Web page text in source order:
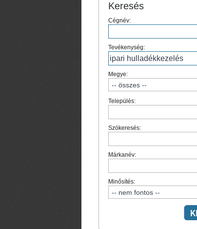
Keresés
Cégnév:
Tevékenység:
Megye:
Település:
Szókeresés:
Márkanév:
Minősítés: